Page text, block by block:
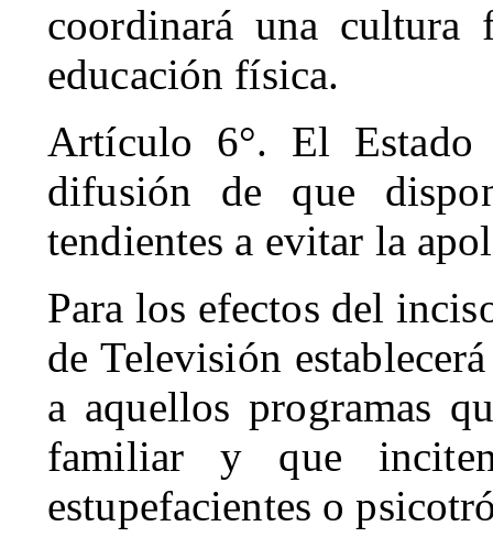
coordinará una cultura
educación física.
Artículo 6°. El Estado
difusión de que
tendientes a evitar la
Para los efectos del
de Televisión
a aquellos programas
familiar y que
estupefacientes o